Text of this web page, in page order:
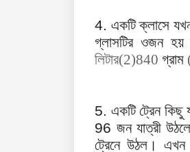
4.একটি ক্লাসে
গ্লাসটির ওজন হয়
লিটার(2)840 গ্রাম
5.একটি ট্রেন কিছু
96 জন যাত্রী
ট্রেনে উঠল। এখন